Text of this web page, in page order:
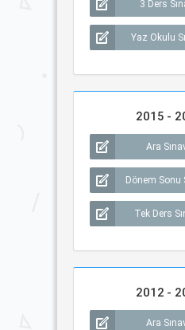
3 Ders
Yaz Okulu
2015 -
Ara
Dönem Sonu
Tek Ders
2012 -
Ara